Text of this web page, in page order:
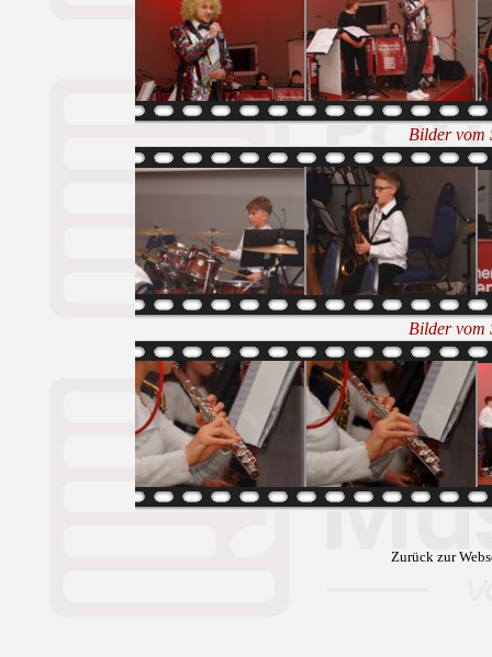
Bilder vom
Bilder vom
Zurück zur